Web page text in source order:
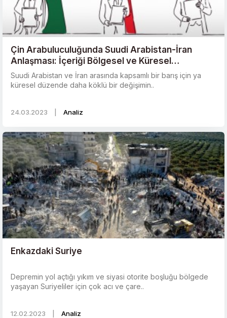
Çin Arabuluculuğunda Suudi Arabistan-İran
Anlaşması: İçeriği Bölgesel ve Küresel
Jeopolitiğe Etkileri ve Çıkmazları
Suudi Arabistan ve İran arasında kapsamlı bir barış için ya
küresel düzende daha köklü bir değişimin..
24.03.2023 Analiz
Enkazdaki Suriye
Depremin yol açtığı yıkım ve siyasi otorite boşluğu bölgede
yaşayan Suriyeliler için çok acı ve çare..
12.02.2023 Analiz